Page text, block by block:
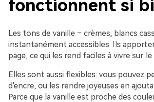
fonctionnent si
Les tons de vanille – crèmes, blancs
instantanément accessibles. Ils
page, ce qui les rend faciles à vivre sur
Elles sont aussi flexibles: vous pouvez
d'encre, ou les rendre joyeuses en
Parce que la vanille est proche des